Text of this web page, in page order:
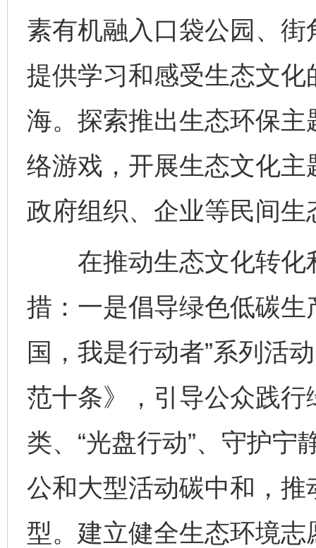
素有机融入口袋公园、
提供学习和感受生态文
海。探索推出生态环保
络游戏，开展生态文化
政府组织、企业等民间生
在推动生态文化转化
措：一是倡导绿色低碳生
国，我是行动者”系列活
范十条》，引导公众践
类、“光盘行动”、守护
公和大型活动碳中和，
型。建立健全生态环境